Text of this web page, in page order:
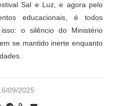
Sal e Luz, e agora pelo
educacionais, é todos
o silêncio do Ministério
se mantido inerte enquanto
09/2025